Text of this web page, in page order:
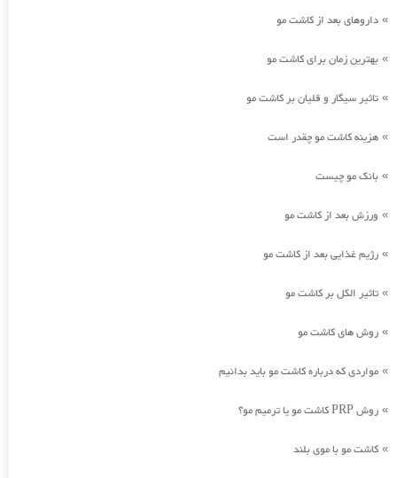
» داروهای بعد از کاشت مو
» بهترین زمان برای کاشت مو
» تاثیر سیگار و قلیان بر کاشت مو
» هزینه کاشت مو چقدر است
» بانک مو چیست
» ورزش بعد از کاشت مو
» رژیم غذایی بعد از کاشت مو
» تاثیر الکل بر کاشت مو
» روش های کاشت مو
» مواردی که درباره کاشت مو باید بدانیم
» روش PRP کاشت مو یا ترمیم مو؟
» کاشت مو با موی بلند